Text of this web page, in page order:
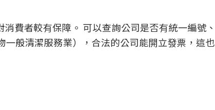
費者較有保障。 可以查詢公司是否有統一編號、
般清潔服務業），合法的公司能開立發票，這也